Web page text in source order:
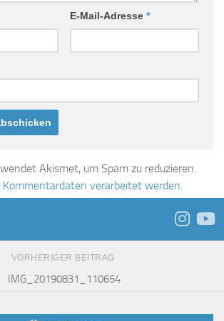
E-Mail-Adresse *
Akismet, um Spam zu reduzieren.
Kommentardaten verarbeitet werden.
VORHERIGER BEITRAG
IMG_20190831_110654